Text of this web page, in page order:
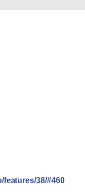
features/38/#460